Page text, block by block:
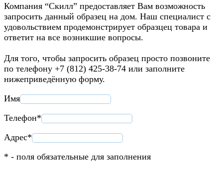
Компания “Скилл” предоставляет Вам возможность
запросить данный образец на дом. Наш специалист с
удовольствием продемонстрирует образцец товара и
ответит на все возникшие вопросы.
Для того, чтобы запросить образец просто позвоните
по телефону +7 (812) 425-38-74 или заполните
нижеприведённую форму.
Имя
Телефон*
Адрес*
* - поля обязательные для заполнения